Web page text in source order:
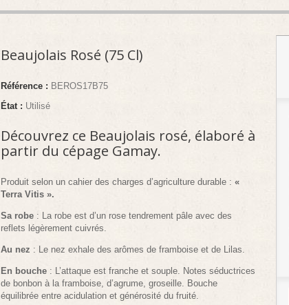
Beaujolais Rosé (75 Cl)
Référence : BEROS17B75
État : Utilisé
Découvrez ce Beaujolais rosé, élaboré à
partir du cépage Gamay.
Produit selon un cahier des charges d’agriculture durable : «
Terra Vitis ».
Sa robe : La robe est d’un rose tendrement pâle avec des
reflets légèrement cuivrés.
Au nez : Le nez exhale des arômes de framboise et de Lilas.
En bouche : L’attaque est franche et souple. Notes séductrices
de bonbon à la framboise, d’agrume, groseille. Bouche
équilibrée entre acidulation et générosité du fruité.